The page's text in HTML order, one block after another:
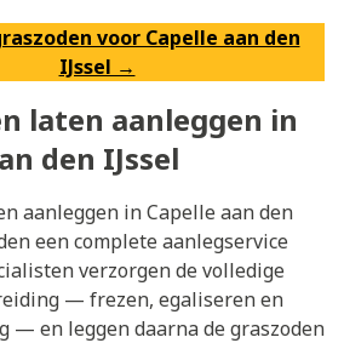
voor Capelle aan den
IJssel →
laten aanleggen in
den IJssel
aanleggen in Capelle aan den
een complete aanlegservice
verzorgen de volledige
— frezen, egaliseren en
— en leggen daarna de graszoden